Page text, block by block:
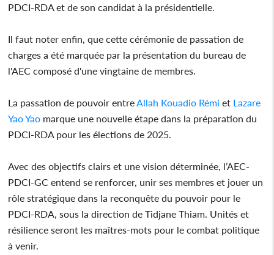
PDCI-RDA et de son candidat à la présidentielle.
Il faut noter enfin, que cette cérémonie de passation de
charges a été marquée par la présentation du bureau de
l'AEC composé d'une vingtaine de membres.
La passation de pouvoir entre Allah Kouadio Rémi et Lazare
Yao Yao marque une nouvelle étape dans la préparation du
PDCI-RDA pour les élections de 2025.
Avec des objectifs clairs et une vision déterminée, l’AEC-
PDCI-GC entend se renforcer, unir ses membres et jouer un
rôle stratégique dans la reconquête du pouvoir pour le
PDCI-RDA, sous la direction de Tidjane Thiam. Unités et
résilience seront les maîtres-mots pour le combat politique
à venir.